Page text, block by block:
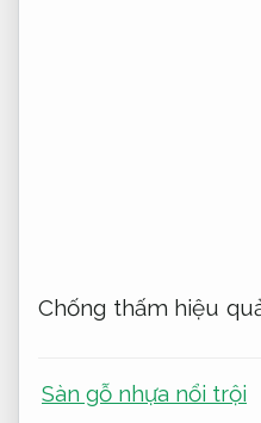
Chống thấm hiệu
Sàn gỗ nhựa nổi trội